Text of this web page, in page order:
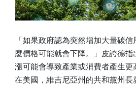
「如果政府認為突然增加大量碳
麼價格可能就會下降。」皮誇德指
漲可能會導致產業或消費者產生更
在美國，維吉尼亞州的共和黨州長